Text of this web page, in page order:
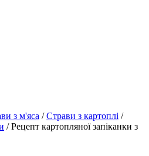
з м'яса /Страви з картоплі /
/ Рецепт картопляної запіканки з